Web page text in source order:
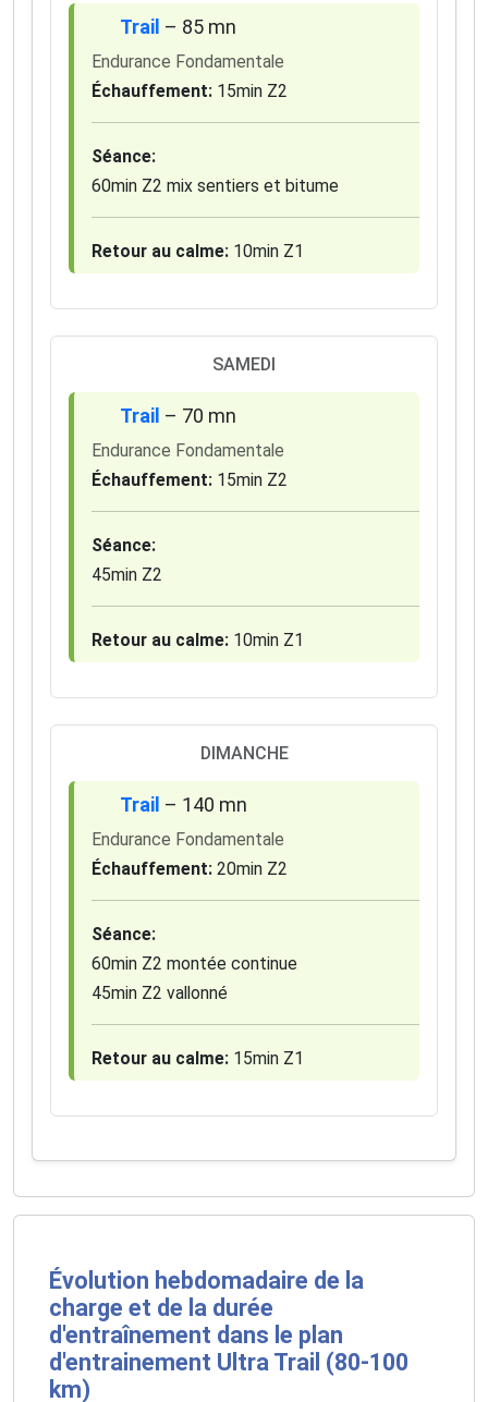
Trail – 85 mn
Endurance Fondamentale
Échauffement: 15min Z2
Séance:
60min Z2 mix sentiers et bitume
Retour au calme: 10min Z1
SAMEDI
Trail – 70 mn
Endurance Fondamentale
Échauffement: 15min Z2
Séance:
45min Z2
Retour au calme: 10min Z1
DIMANCHE
Trail – 140 mn
Endurance Fondamentale
Échauffement: 20min Z2
Séance:
60min Z2 montée continue
45min Z2 vallonné
Retour au calme: 15min Z1
Évolution hebdomadaire de la
charge et de la durée
d'entraînement dans le plan
d'entrainement Ultra Trail (80-100
km)